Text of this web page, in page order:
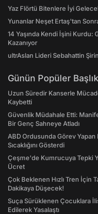
Yaz Flörtü Bitenlere İyi
Yunanlar Neşet Ertaş'tan
14 Yaşında Kendi İşini Kurdu:
Kazanıyor
ultrAslan Lideri Sebahattin Şirin
Günün Popüler
Uzun Süredir Kanserle
Kaybetti
Güvenlik Müdahale Etti:
Bir Genç Sahneye Atladı
ABD Ordusunda Görev
Sıcaklığını Gösterdi
Çeşme'de Kumrucuya Tepki
Ücret
Çok Beklenen Hızlı Tren İçin
Dakikaya Düşecek!
Suça Sürüklenen Çocuklara
Edilerek Yasalaştı